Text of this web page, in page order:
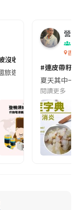
沒收😱出發前切記檢查
旅遊的民眾，近期要
營養
香港
#連皮帶籽
夏天其中一
閱讀更多